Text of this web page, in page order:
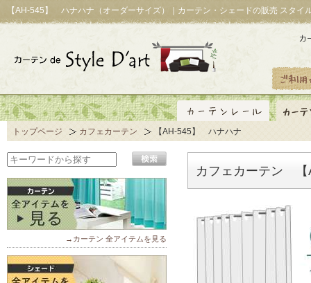
【AH-545】 ハナハナ（オーダーサイズ）｜カーテン・シェードの販売 スタイ
トップページ カフェカーテン 【AH-545】 ハナハナ
カフェカーテン
→カーテン 全アイテムを見る